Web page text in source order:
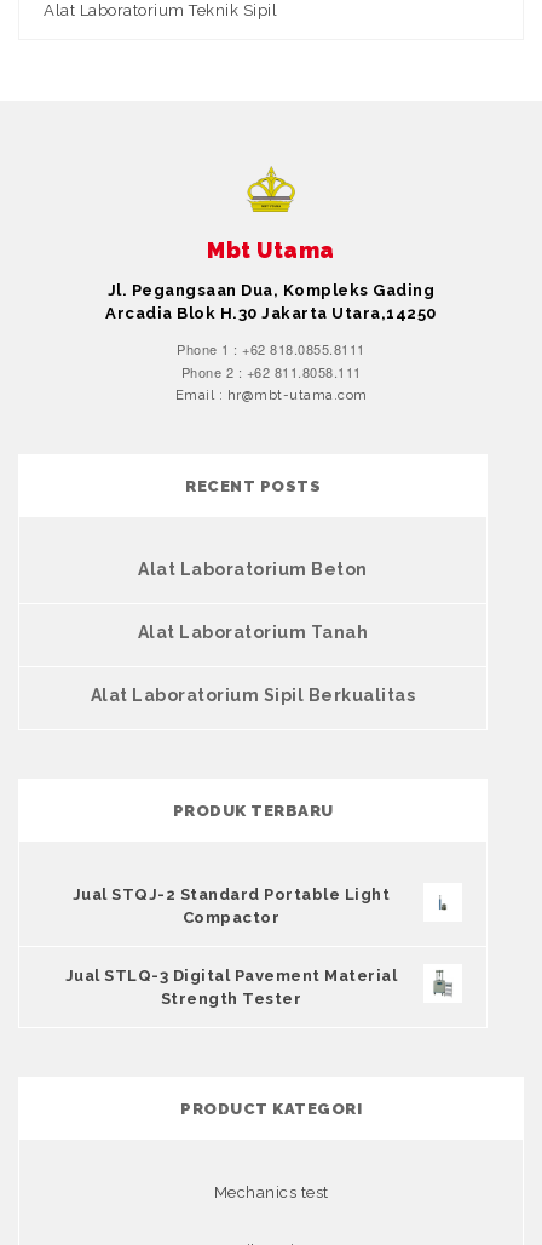
Alat Laboratorium Teknik Sipil
Mbt Utama
Jl. Pegangsaan Dua, Kompleks Gading
Arcadia Blok H.30 Jakarta Utara,14250
Phone 1 : +62 818.0855.8111
Phone 2 : +62 811.8058.111
Email : hr@mbt-utama.com
RECENT POSTS
Alat Laboratorium Beton
Alat Laboratorium Tanah
Alat Laboratorium Sipil Berkualitas
PRODUK TERBARU
Jual STQJ-2 Standard Portable Light
Compactor
Jual STLQ-3 Digital Pavement Material
Strength Tester
PRODUCT KATEGORI
Mechanics test